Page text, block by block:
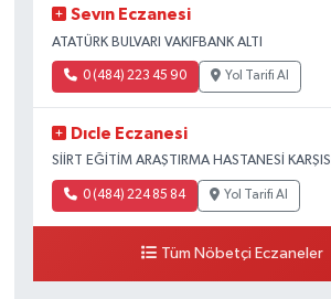
Sevın Eczanesi
ATATÜRK BULVARI VAKIFBANK ALTI
0 (484) 223 45 90 Yol Tarifi Al
Dıcle Eczanesi
SİİRT EĞİTİM ARAŞTIRMA HASTANESİ KARŞISI
0 (484) 224 85 84 Yol Tarifi Al
Tüm Nöbetçi Eczaneler